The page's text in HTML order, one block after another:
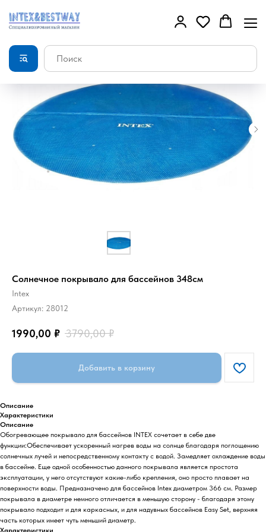
Солнечное покрывало для бассейнов 348см
Intex
Артикул: 28012
1990,00 ₽ 3790,00 ₽
Добавить в корзину
Описание
Характеристики
Описание
Обогревающее покрывало для бассейнов INTEX сочетает в себе две
функции:Обеспечивает ускоренный нагрев воды на солнце благодаря поглощению
солнечных лучей и непосредственному контакту с водой. Замедляет охлаждение воды
в бассейне. Еще одной особенностью данного покрывала является простота
эксплуатации, у него отсутствуют какие-либо крепления, оно просто плавает на
поверхности воды. Предназначено для бассейнов Intex диаметром 366 см. Размер
покрывала в диаметре немного отличается в меньшую сторону - благодаря этому
покрывало подходит и для каркасных, и для надувных бассейнов Easy Set, верхняя
часть которых имеет чуть меньший диаметр.